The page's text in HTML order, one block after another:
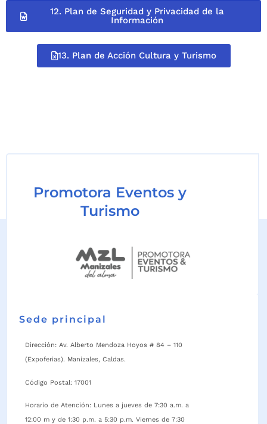
12. Plan de Seguridad y Privacidad de la
Información
13. Plan de Acción Cultura y Turismo
Promotora Eventos y
Turismo
Sede principal
Dirección: Av. Alberto Mendoza Hoyos # 84 – 110
(Expoferias). Manizales, Caldas.
Código Postal: 17001
Horario de Atención: Lunes a jueves de 7:30 a.m. a
12:00 m y de 1:30 p.m. a 5:30 p.m. Viernes de 7:30